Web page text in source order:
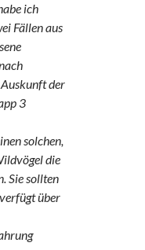
ich
Fällen aus
der
3
solchen,
die
Sie sollten
über